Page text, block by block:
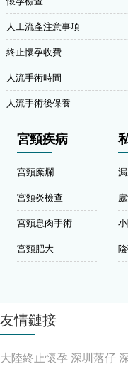
人工流產注意事項
終止懷孕收費
人流手術時間
人流手術後保養
宮頸疾病
宮頸糜爛
宮頸炎檢查
宮頸息肉手術
宮頸肥大
友情鏈接
大陸終止懷孕 深圳落仔